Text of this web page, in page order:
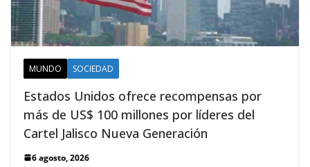
MUNDO SOCIEDAD
Estados Unidos ofrece recompensas por
más de US$ 100 millones por líderes del
Cartel Jalisco Nueva Generación
6 agosto, 2026